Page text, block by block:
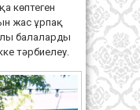
көптеген
жас ұрпақ
балаларды
тәрбиелеу.